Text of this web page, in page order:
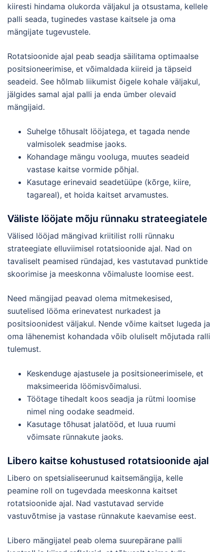
kiiresti hindama olukorda väljakul ja otsustama, kellele
palli seada, tuginedes vastase kaitsele ja oma
mängijate tugevustele.
Rotatsioonide ajal peab seadja säilitama optimaalse
positsioneerimise, et võimaldada kiireid ja täpseid
seadeid. See hõlmab liikumist õigele kohale väljakul,
jälgides samal ajal palli ja enda ümber olevaid
mängijaid.
Suhelge tõhusalt lööjatega, et tagada nende
valmisolek seadmise jaoks.
Kohandage mängu vooluga, muutes seadeid
vastase kaitse vormide põhjal.
Kasutage erinevaid seadetüüpe (kõrge, kiire,
tagareal), et hoida kaitset arvamustes.
Väliste lööjate mõju rünnaku strateegiatele
Välised lööjad mängivad kriitilist rolli rünnaku
strateegiate elluviimisel rotatsioonide ajal. Nad on
tavaliselt peamised ründajad, kes vastutavad punktide
skoorimise ja meeskonna võimaluste loomise eest.
Need mängijad peavad olema mitmekesised,
suutelised lööma erinevatest nurkadest ja
positsioonidest väljakul. Nende võime kaitset lugeda ja
oma lähenemist kohandada võib oluliselt mõjutada ralli
tulemust.
Keskenduge ajastusele ja positsioneerimisele, et
maksimeerida löömisvõimalusi.
Töötage tihedalt koos seadja ja rütmi loomise
nimel ning oodake seadmeid.
Kasutage tõhusat jalatööd, et luua ruumi
võimsate rünnakute jaoks.
Libero kaitse kohustused rotatsioonide ajal
Libero on spetsialiseerunud kaitsemängija, kelle
peamine roll on tugevdada meeskonna kaitset
rotatsioonide ajal. Nad vastutavad servide
vastuvõtmise ja vastase rünnakute kaevamise eest.
Libero mängijatel peab olema suurepärane palli